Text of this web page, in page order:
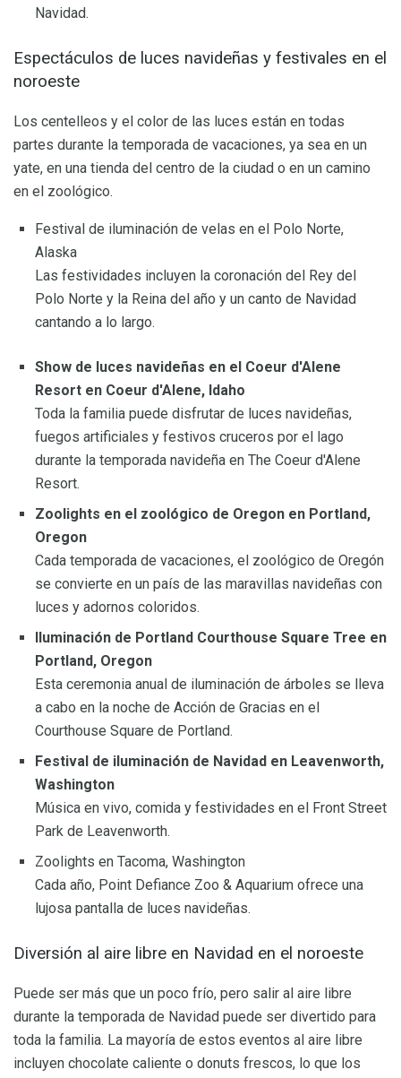
Navidad.
Espectáculos de luces navideñas y festivales en el
noroeste
Los centelleos y el color de las luces están en todas
partes durante la temporada de vacaciones, ya sea en un
yate, en una tienda del centro de la ciudad o en un camino
en el zoológico.
Festival de iluminación de velas en el Polo Norte,
Alaska
Las festividades incluyen la coronación del Rey del
Polo Norte y la Reina del año y un canto de Navidad
cantando a lo largo.
Show de luces navideñas en el Coeur d'Alene
Resort en Coeur d'Alene, Idaho
Toda la familia puede disfrutar de luces navideñas,
fuegos artificiales y festivos cruceros por el lago
durante la temporada navideña en The Coeur d'Alene
Resort.
Zoolights en el zoológico de Oregon en Portland,
Oregon
Cada temporada de vacaciones, el zoológico de Oregón
se convierte en un país de las maravillas navideñas con
luces y adornos coloridos.
Iluminación de Portland Courthouse Square Tree en
Portland, Oregon
Esta ceremonia anual de iluminación de árboles se lleva
a cabo en la noche de Acción de Gracias en el
Courthouse Square de Portland.
Festival de iluminación de Navidad en Leavenworth,
Washington
Música en vivo, comida y festividades en el Front Street
Park de Leavenworth.
Zoolights en Tacoma, Washington
Cada año, Point Defiance Zoo & Aquarium ofrece una
lujosa pantalla de luces navideñas.
Diversión al aire libre en Navidad en el noroeste
Puede ser más que un poco frío, pero salir al aire libre
durante la temporada de Navidad puede ser divertido para
toda la familia. La mayoría de estos eventos al aire libre
incluyen chocolate caliente o donuts frescos, lo que los